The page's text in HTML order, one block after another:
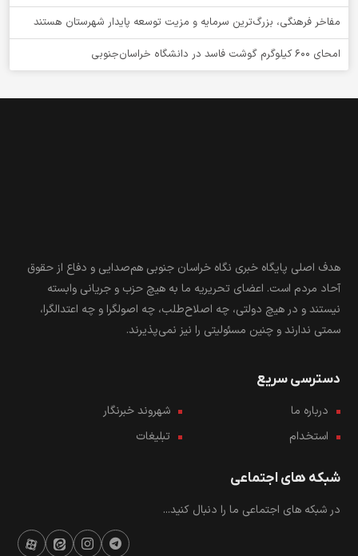
مفاخر فرهنگی، بزرگ‌ترین سرمایه و مزیت توسعه پایدار شهرستان هستند
امحای ۶۰۰ کیلوگرم گوشت فاسد در دانشگاه خراسان‌جنوبی
هدف اصلی پایگاه خبری نگاه خراسان جنوبی هم‌صدایی و دفاع از حقوق
آحاد مردم است. اعضای تحریریه ما به هیچ حزب و جریانی وابسته
نیستند و در هیچ دولتی، چه اصلاح‌طلب، چه اصولگرا و چه اعتدالگرا،
سمتی ندارند و چنین مسئولیتی را نیز نمی‌پذیرند.
دسترسی سریع
درباره ما
شهروند خبرنگار
استخدام
تبلیغات
شبکه های اجتماعی
در شبکه های اجتماعی ما را دنبال کنید...